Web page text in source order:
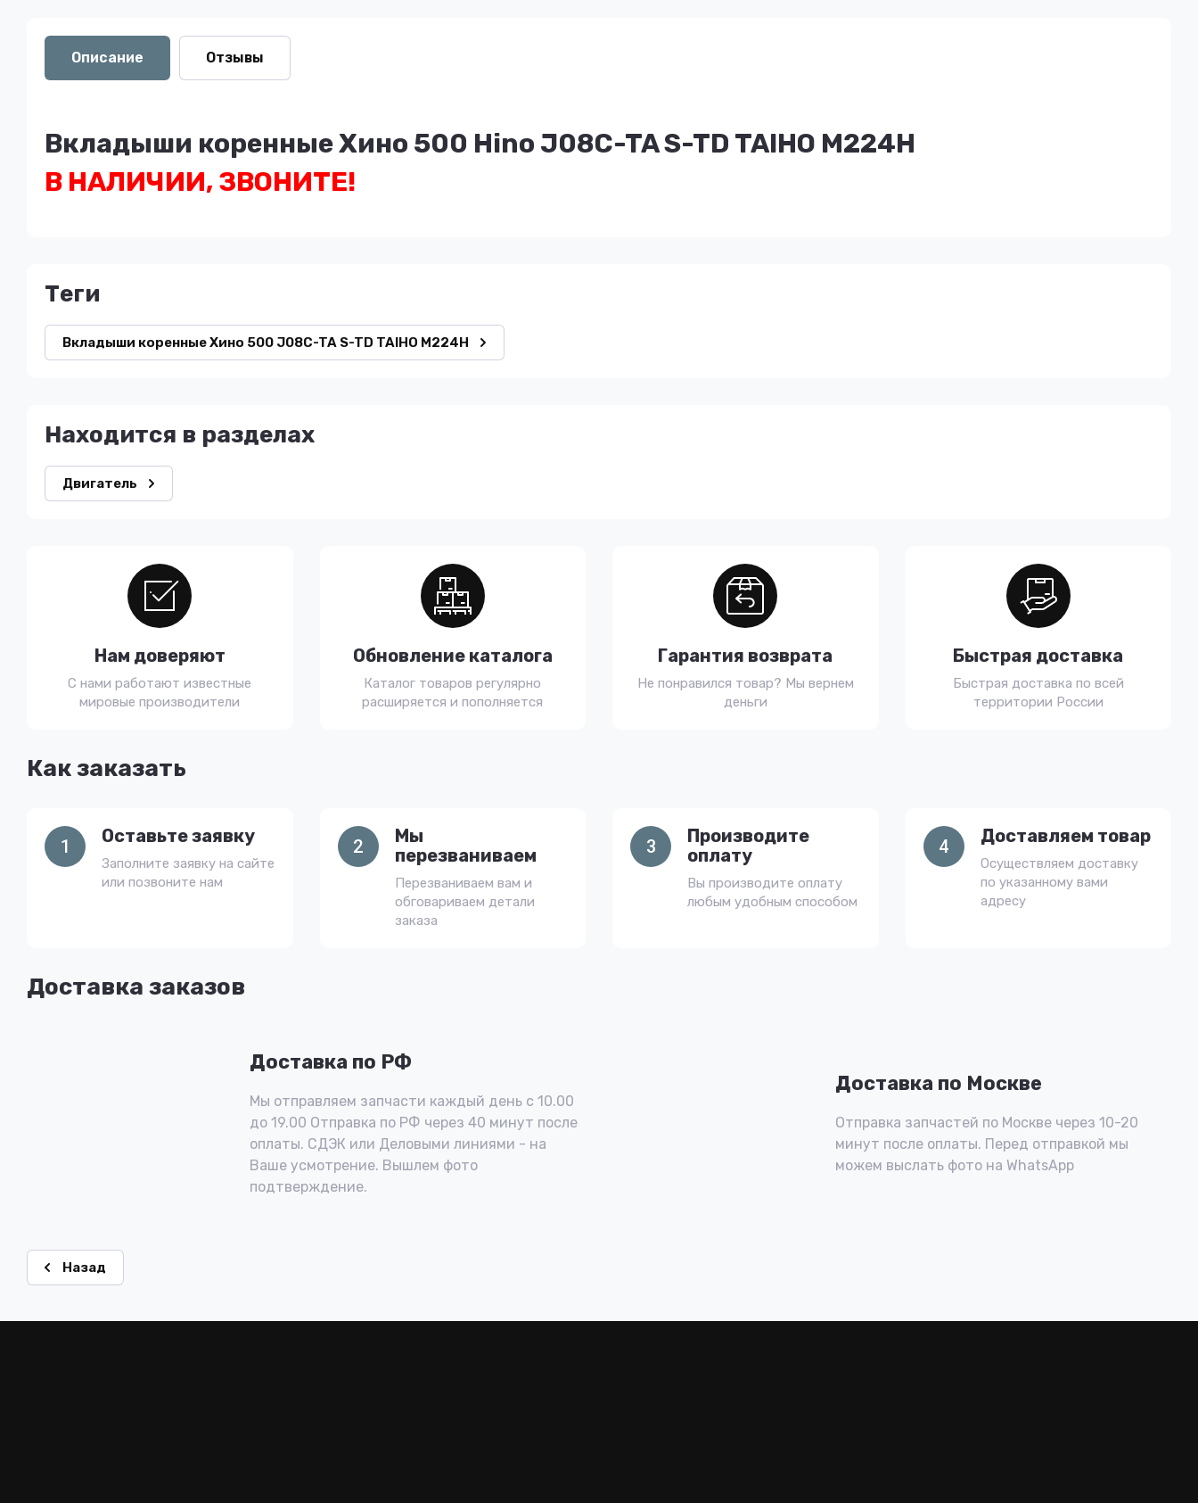
Описание Отзывы
Вкладыши коренные Хино 500 Hino J08C-TA S-TD TAIHO M224H
В НАЛИЧИИ, ЗВОНИТЕ!
теги
Вкладыши коренные Хино 500 J08C-TA S-TD TAIHO M224H
Находится в разделах
Двигатель
Доставка заказов
Доставка по РФ
Мы отправляем запчасти каждый день с 10.00
до 19.00 Отправка по РФ через 40 минут после
оплаты. СДЭК или Деловыми линиями - на
Ваше усмотрение. Вышлем фото
подтверждение.
Доставка по Москве
Отправка запчастей по Москве через 10-20
минут после оплаты. Перед отправкой мы
можем выслать фото на WhatsApp
Как заказать
1 Оставьте заявку
Заполните заявку на сайте
или позвоните нам
2
Мы
перезваниваем
Перезваниваем вам и
обговариваем детали
заказа
3
Производите
оплату
Вы производите оплату
любым удобным способом
4 Доставляем товар
Осуществляем доставку
по указанному вами
адресу
Нам доверяют
С нами работают известные
мировые производители
Обновление каталога
Каталог товаров регулярно
расширяется и пополняется
Гарантия возврата
Не понравился товар? Мы вернем
деньги
Быстрая доставка
Быстрая доставка по всей
территории России
Назад